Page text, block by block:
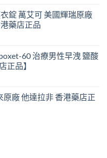
錠 萬艾可 美國輝瑞原廠
藥店正品
60 治療男性早洩 鹽酸
正品】
原廠 他達拉非 香港藥店正